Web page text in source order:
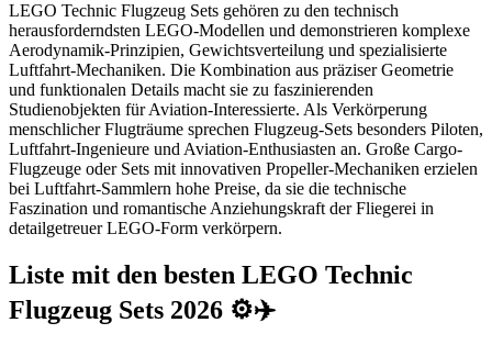
LEGO Technic Flugzeug Sets gehören zu den technisch
herausforderndsten LEGO-Modellen und demonstrieren komplexe
Aerodynamik-Prinzipien, Gewichtsverteilung und spezialisierte
Luftfahrt-Mechaniken. Die Kombination aus präziser Geometrie
und funktionalen Details macht sie zu faszinierenden
Studienobjekten für Aviation-Interessierte. Als Verkörperung
menschlicher Flugträume sprechen Flugzeug-Sets besonders Piloten,
Luftfahrt-Ingenieure und Aviation-Enthusiasten an. Große Cargo-
Flugzeuge oder Sets mit innovativen Propeller-Mechaniken erzielen
bei Luftfahrt-Sammlern hohe Preise, da sie die technische
Faszination und romantische Anziehungskraft der Fliegerei in
detailgetreuer LEGO-Form verkörpern.
Liste mit den besten LEGO Technic
Flugzeug Sets 2026 ⚙️✈️